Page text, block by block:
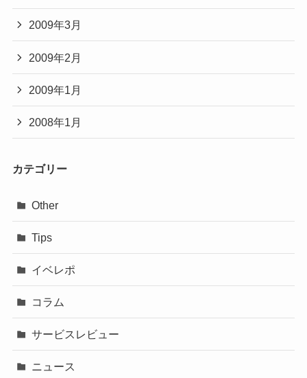
2009年3月
2009年2月
2009年1月
2008年1月
カテゴリー
Other
Tips
イベレポ
コラム
サービスレビュー
ニュース